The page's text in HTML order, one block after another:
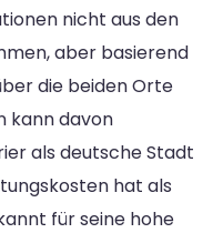
nicht aus den
aber basierend
die beiden Orte
kann davon
als deutsche Stadt
hat als
für seine hohe